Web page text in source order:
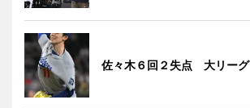
佐々木６回２失点 大リーグ